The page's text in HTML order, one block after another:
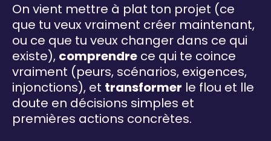
On vient mettre à plat ton projet (ce
que tu veux vraiment créer maintenant,
ou ce que tu veux changer dans ce qui
existe), comprendre ce qui te coince
vraiment (peurs, scénarios, exigences,
injonctions), et transformer le flou et lle
doute en décisions simples et
premières actions concrètes.